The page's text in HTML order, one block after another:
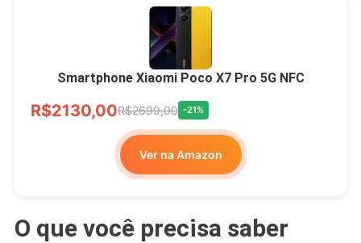
Smartphone Xiaomi Poco X7 Pro 5G NFC
R$2130,00R$2699,00 -21%
Ver na Amazon
O que você precisa saber